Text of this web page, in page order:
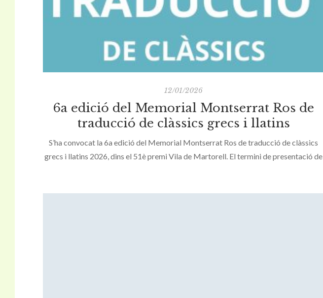
12/01/2026
6a edició del Memorial Montserrat Ros de
traducció de clàssics grecs i llatins
S’ha convocat la 6a edició del Memorial Montserrat Ros de traducció de clàssics
grecs i llatins 2026, dins el 51è premi Vila de Martorell. El termini de presentació de